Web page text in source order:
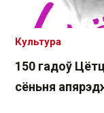
150 гадоў
сёньня
Культура